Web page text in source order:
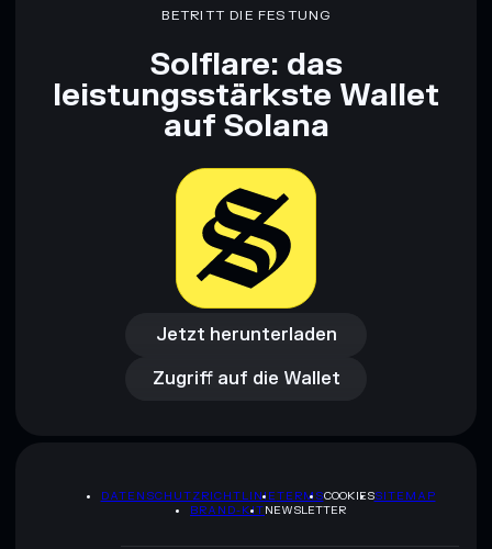
BETRITT DIE FESTUNG
Solflare: das
leistungsstärkste Wallet
auf Solana
Jetzt herunterladen
Jetzt herunterladen
Zugriff auf die Wallet
Zugriff auf die Wallet
DATENSCHUTZRICHTLINIETERMSCOOKIESSITEMAP
BRAND-KITNEWSLETTER